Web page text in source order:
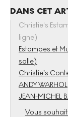
DANS CET
Christie's
ligne)
Estampes et
salle)
Christie’s
ANDY WARHOL
JEAN-MICHEL
Vous